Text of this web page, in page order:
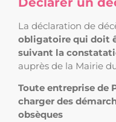
La déclaration de
obligatoire qui doit
suivant la
auprès de la Mairie
Toute entreprise de
charger des
obsèques